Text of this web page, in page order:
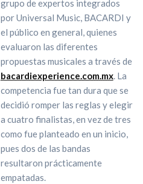
grupo de expertos integrados
por Universal Music, BACARDI y
el público en general, quienes
evaluaron las diferentes
propuestas musicales a través de
bacardiexperience.com.mx. La
competencia fue tan dura que se
decidió romper las reglas y elegir
a cuatro finalistas, en vez de tres
como fue planteado en un inicio,
pues dos de las bandas
resultaron prácticamente
empatadas.